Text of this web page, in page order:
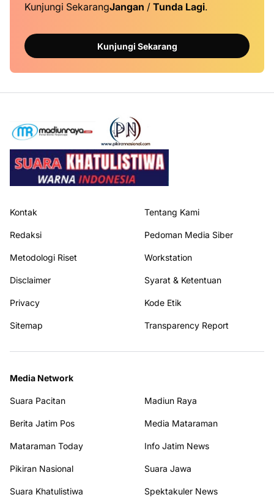
Kunjungi SekarangJangan / Tunda Lagi.
Kunjungi Sekarang
Kontak Tentang Kami
Redaksi Pedoman Media Siber
Metodologi Riset Workstation
Disclaimer Syarat & Ketentuan
Privacy Kode Etik
Sitemap Transparency Report
Media Network
Suara Pacitan Madiun Raya
Berita Jatim Pos Media Mataraman
Mataraman Today Info Jatim News
Pikiran Nasional Suara Jawa
Suara Khatulistiwa Spektakuler News